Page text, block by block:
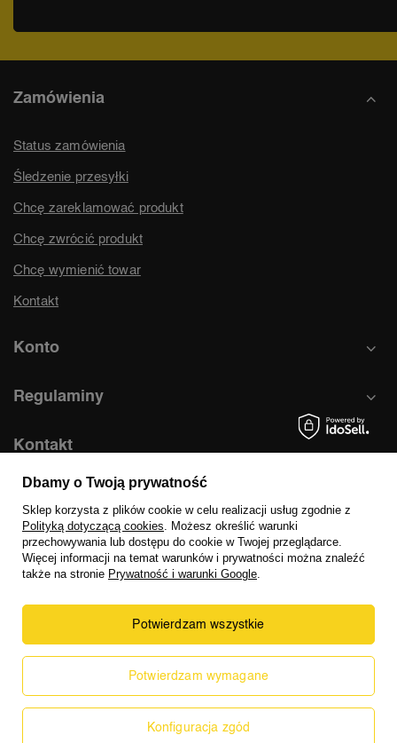
Zamówienia
Status zamówienia
Śledzenie przesyłki
Chcę zareklamować produkt
Chcę zwrócić produkt
Chcę wymienić towar
Kontakt
Konto
Regulaminy
Kontakt
609 789 579
biuro@mtidea.pl
MTIDEA.PL, Długa 33a, 43-190 Mikołów
W sklepie prezentujemy ceny brutto (z VAT).
Dbamy o Twoją prywatność
Sklep korzysta z plików cookie w celu realizacji usług zgodnie z
Polityką dotyczącą cookies. Możesz określić warunki
przechowywania lub dostępu do cookie w Twojej przeglądarce.
Więcej informacji na temat warunków i prywatności można znaleźć
także na stronie Prywatność i warunki Google.
Potwierdzam wymagane
Konfiguracja zgód
Potwierdzam wszystkie